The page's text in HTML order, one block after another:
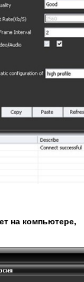
на компьютере,